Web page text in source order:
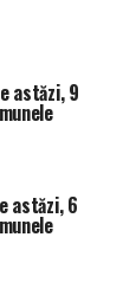
astăzi, 9
astăzi, 6